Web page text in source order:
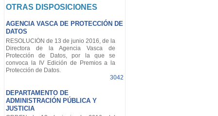
OTRAS DISPOSICIONES
AGENCIA VASCA DE PROTECCIÓN DE
DATOS
RESOLUCIÓN de 13 de junio 2016, de la
Directora de la Agencia Vasca de
Protección de Datos, por la que se
convoca la IV Edición de Premios a la
Protección de Datos.
3042
DEPARTAMENTO DE
ADMINISTRACIÓN PÚBLICA Y
JUSTICIA